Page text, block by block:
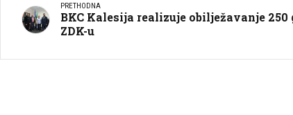
PRETHODNA
BKC Kalesija realizuje obilježavanje
ZDK-u